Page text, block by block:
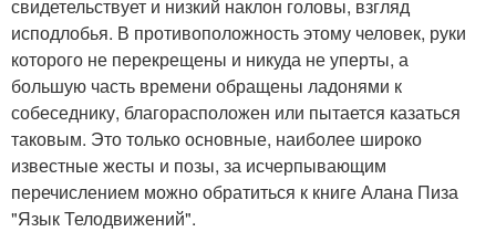
свидетельствует и низкий наклон головы, взгляд
исподлобья. В противоположность этому человек, руки
которого не перекрещены и никуда не уперты, а
большую часть времени обращены ладонями к
собеседнику, благорасположен или пытается казаться
таковым. Это только основные, наиболее широко
известные жесты и позы, за исчерпывающим
перечислением можно обратиться к книге Алана Пиза
"Язык Телодвижений".